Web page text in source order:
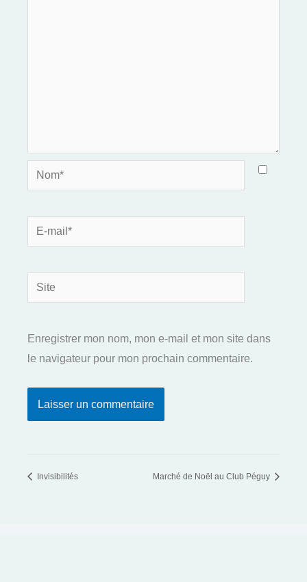
Nom*
E-
mail*
Site
Enregistrer mon nom, mon e-mail et mon site dans
le navigateur pour mon prochain commentaire.
Invisibilités Marché de Noël au Club Péguy